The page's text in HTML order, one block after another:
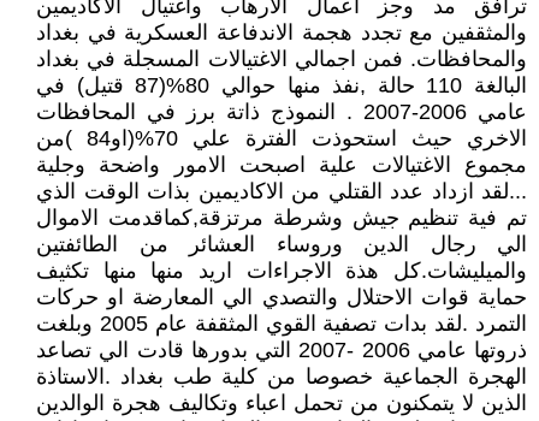
ترافق مد وجز اعمال الارهاب واغتيال الاكاديمين
والمثقفين مع تجدد هجمة الاندفاعة العسكرية في بغداد
والمحافظات. فمن اجمالي الاغتيالات المسجلة في بغداد
البالغة 110 حالة ,نفذ منها حوالي 80%(87 قتيل) في
عامي 2006-2007 . النموذج ذاتة برز في المحافظات
الاخري حيث استحوذت الفترة علي 70%(او84 )من
مجموع الاغتيالات علية اصبحت الامور واضحة وجلية
...لقد ازداد عدد القتلي من الاكاديمين بذات الوقت الذي
تم فية تنظيم جيش وشرطة مرتزقة,كماقدمت الاموال
الي رجال الدين وروساء العشائر من الطائفتين
والميليشات.كل هذة الاجراءات اريد منها منها تكثيف
حماية قوات الاحتلال والتصدي الي المعارضة او حركات
التمرد .لقد بدات تصفية القوي المثقفة عام 2005 وبلغت
ذروتها عامي 2006 -2007 التي بدورها قادت الي تصاعد
الهجرة الجماعية خصوصا من كلية طب بغداد .الاستاذة
الذين لا يتمكنون من تحمل اعباء وتكاليف هجرة الوالدين